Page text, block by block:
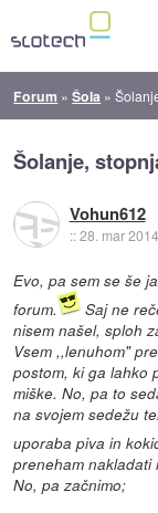
Forum »Šola »
Šolanje,
Vohun612
::28. mar
Evo, pa sem se še
forum.
Saj ne
nisem našel, sploh
Vsem ,,lenuhom"
postom, ki ga lahko
miške. No, pa to
na svojem sedežu
uporaba piva in
preneham nakladati
No, pa začnimo;